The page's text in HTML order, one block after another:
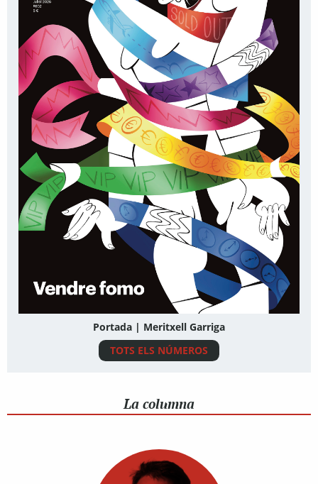
Portada | Meritxell Garriga
TOTS ELS NÚMEROS
La columna